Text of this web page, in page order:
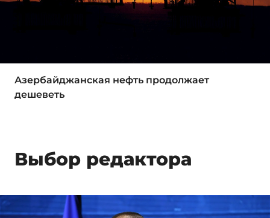
Азербайджанская нефть продолжает
дешеветь
Выбор редактора